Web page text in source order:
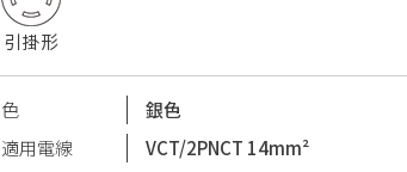
引掛形
色
銀色
適用電線
VCT/2PNCT 14mm²